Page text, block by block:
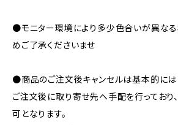
●モニター環境により多少色合いが異なる
めご了承くださいませ
●商品のご注文後キャンセルは基本的には
ご注文後に取り寄せ先へ手配を行っており
可となります。